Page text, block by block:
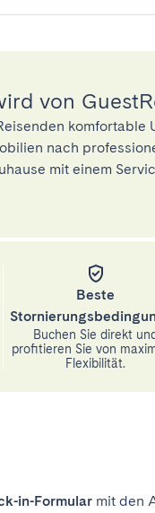
von
komfortable
nach
mit einem
Beste
Buchen Sie direkt
profitieren Sie von
Flexibilität.
in-Formular mit den